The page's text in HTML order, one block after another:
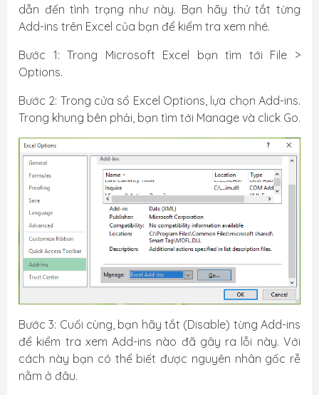
dẫn đến tình trạng như này. Bạn hãy thử tắt từng
Add-ins trên Excel của bạn để kiểm tra xem nhé.
Bước 1: Trong Microsoft Excel bạn tìm tới File >
Options.
Bước 2: Trong cửa sổ Excel Options, lựa chọn Add-ins.
Trong khung bên phải, bạn tìm tới Manage và click Go.
Bước 3: Cuối cùng, bạn hãy tắt (Disable) từng Add-ins
để kiểm tra xem Add-ins nào đã gây ra lỗi này. Với
cách này bạn có thể biết được nguyên nhân gốc rễ
nằm ở đâu.